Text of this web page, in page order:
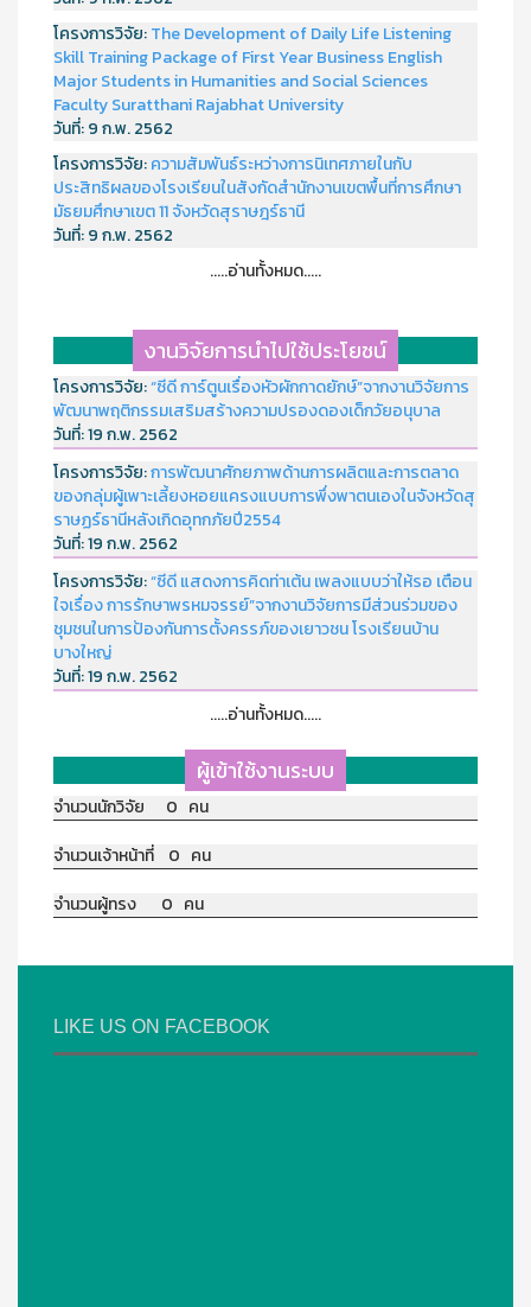
โครงการวิจัย:The Development of Daily Life Listening
Skill Training Package of First Year Business English
Major Students in Humanities and Social Sciences
Faculty Suratthani Rajabhat University
วันที่:9 ก.พ. 2562
โครงการวิจัย:ความสัมพันธ์ระหว่างการนิเทศภายในกับ
ประสิทธิผลของโรงเรียนในสังกัดสำนักงานเขตพื้นที่การศึกษา
มัธยมศึกษาเขต 11 จังหวัดสุราษฎร์ธานี
วันที่:9 ก.พ. 2562
.....อ่านทั้งหมด.....
งานวิจัยการนำไปใช้ประโยชน์
โครงการวิจัย:“ซีดี การ์ตูนเรื่องหัวผักกาดยักษ์”จากงานวิจัยการ
พัฒนาพฤติกรรมเสริมสร้างความปรองดองเด็กวัยอนุบาล
วันที่:19 ก.พ. 2562
โครงการวิจัย:การพัฒนาศักยภาพด้านการผลิตและการตลาด
ของกลุ่มผู้เพาะเลี้ยงหอยแครงแบบการพึ่งพาตนเองในจังหวัดสุ
ราษฏร์ธานีหลังเกิดอุทกภัยปี2554
วันที่:19 ก.พ. 2562
โครงการวิจัย:“ซีดี แสดงการคิดท่าเต้น เพลงแบบว่าให้รอ เตือน
ใจเรื่อง การรักษาพรหมจรรย์”จากงานวิจัยการมีส่วนร่วมของ
ชุมชนในการป้องกันการตั้งครรภ์ของเยาวชน โรงเรียนบ้าน
บางใหญ่
วันที่:19 ก.พ. 2562
.....อ่านทั้งหมด.....
ผู้เข้าใช้งานระบบ
จำนวนนักวิจัย 0 คน
จำนวนเจ้าหน้าที่ 0 คน
จำนวนผู้ทรง 0 คน
LIKE US ON FACEBOOK